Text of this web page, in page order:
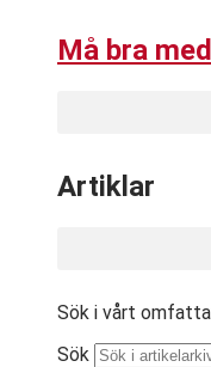
Må bra
Artiklar
Sök i vårt
Sök